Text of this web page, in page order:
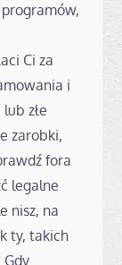
Ci za
i
złe
zarobki,
fora
legalne
nisz, na
ty, takich